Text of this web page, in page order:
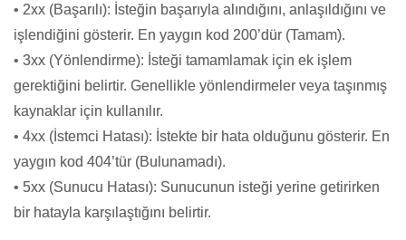
• 2xx (Başarılı): İsteğin başarıyla alındığını, anlaşıldığını ve
işlendiğini gösterir. En yaygın kod 200’dür (Tamam).
• 3xx (Yönlendirme): İsteği tamamlamak için ek işlem
gerektiğini belirtir. Genellikle yönlendirmeler veya taşınmış
kaynaklar için kullanılır.
• 4xx (İstemci Hatası): İstekte bir hata olduğunu gösterir. En
yaygın kod 404’tür (Bulunamadı).
• 5xx (Sunucu Hatası): Sunucunun isteği yerine getirirken
bir hatayla karşılaştığını belirtir.